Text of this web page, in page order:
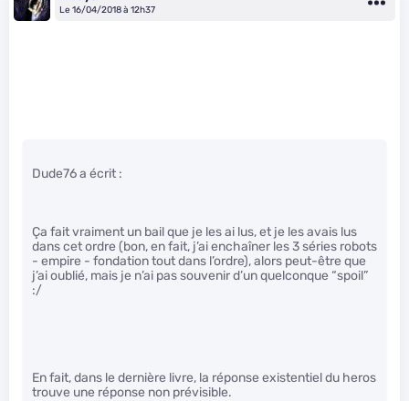
Le 16/04/2018 à 12h37
Dude76 a écrit :
Ça fait vraiment un bail que je les ai lus, et je les avais lus
dans cet ordre (bon, en fait, j’ai enchaîner les 3 séries robots
- empire - fondation tout dans l’ordre), alors peut-être que
j’ai oublié, mais je n’ai pas souvenir d’un quelconque “spoil”
:/
En fait, dans le dernière livre, la réponse existentiel du heros
trouve une réponse non prévisible.